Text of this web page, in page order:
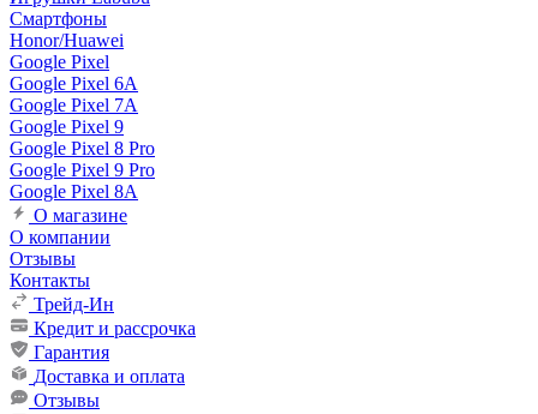
Смартфоны
Honor/Huawei
Google Pixel
Google Pixel 6A
Google Pixel 7А
Google Pixel 9
Google Pixel 8 Pro
Google Pixel 9 Pro
Google Pixel 8A
О магазине
О компании
Отзывы
Контакты
Трейд-Ин
Кредит и рассрочка
Гарантия
Доставка и оплата
Отзывы